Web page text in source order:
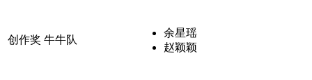
创作奖 牛牛队
余星瑶
赵颖颖